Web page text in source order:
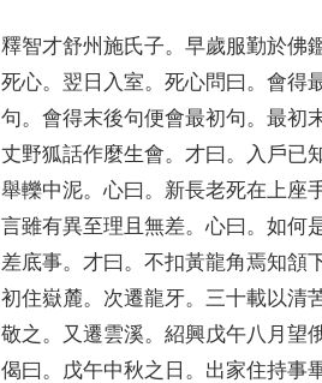
釋智才舒州施氏子。早歲服勤於佛
死心。 翌日入室。死心問曰 。會得
句。會得末後句便會最初句。最初
丈野狐話作麼生會。 才曰 。
入戶已
舉轢中泥。心曰 。 新長老死在上座
言雖有異至理且無差。心曰 。如何
差底事。 才曰 。不扣黃龍角焉知頷
初住嶽麓。 次遷龍牙。 三十載以清
敬之 。 又遷雲溪。紹興戊午八月望
偈曰 。 戊午中秋之日 。 出家住持事